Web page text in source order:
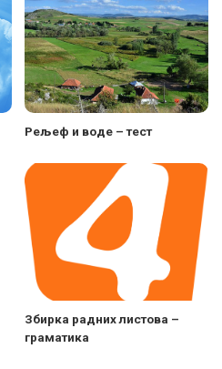
Рељеф и воде – тест
Збирка радних листова –
граматика